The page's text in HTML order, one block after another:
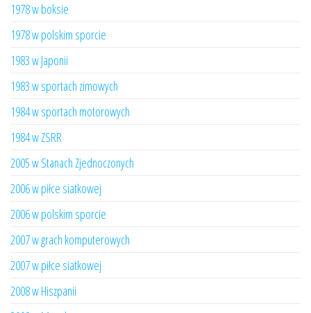
1978 w boksie
1978 w polskim sporcie
1983 w Japonii
1983 w sportach zimowych
1984 w sportach motorowych
1984 w ZSRR
2005 w Stanach Zjednoczonych
2006 w piłce siatkowej
2006 w polskim sporcie
2007 w grach komputerowych
2007 w piłce siatkowej
2008 w Hiszpanii